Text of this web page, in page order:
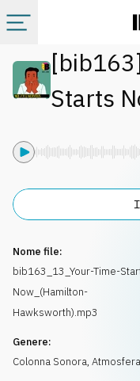
Categorie
Info
Richiedi musica
[bib163
Starts
Nome file:
bib163_13_Your-Time-
Now_(Hamilton-
Hawksworth).mp3
Genere:
Colonna Sonora, Atmosfera
I